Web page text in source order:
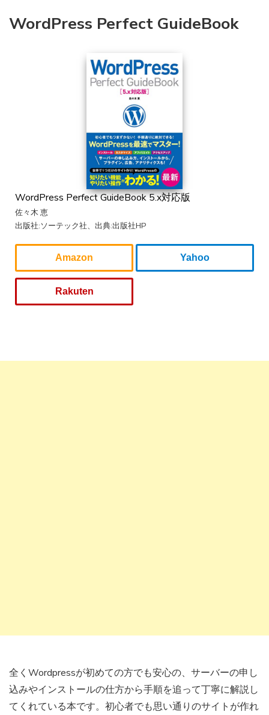
WordPress Perfect GuideBook
WordPress Perfect GuideBook 5.x対応版
佐々木 恵
出版社:ソーテック社、出典:出版社HP
Amazon Yahoo
Rakuten
全くWordpressが初めての方でも安心の、サーバーの申し
込みやインストールの仕方から手順を追って丁寧に解説し
てくれている本です。初心者でも思い通りのサイトが作れ